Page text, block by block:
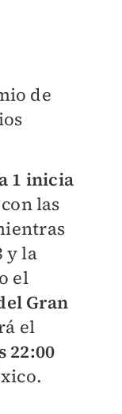
de
1 inicia
con las
y la
el
Gran
el
22:00